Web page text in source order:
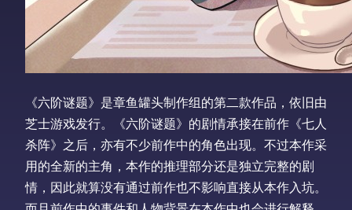
《六阶谜题》是章鱼罐头制作组的第二款作品，依旧由
芝士游戏发行。《六阶谜题》的剧情承接在前作《七人
杀阵》之后，亦有不少前作中的角色出现。不过本作采
用的全新的主角，本作的推理部分还是独立完整的剧
情，因此就算没有通过前作也不影响直接从本作入坑。